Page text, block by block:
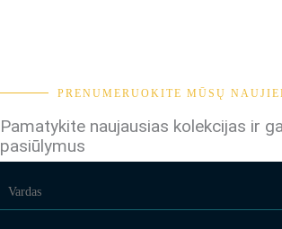
PRENUMERUOKITE MŪSŲ
Pamatykite naujausias kolekcijas ir
pasiūlymus